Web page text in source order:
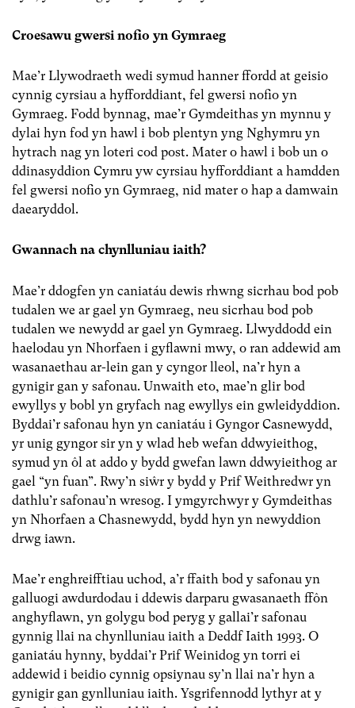
Croesawu gwersi nofio yn Gymraeg
Mae’r Llywodraeth wedi symud hanner ffordd at geisio
cynnig cyrsiau a hyfforddiant, fel gwersi nofio yn
Gymraeg. Fodd bynnag, mae’r Gymdeithas yn mynnu y
dylai hyn fod yn hawl i bob plentyn yng Nghymru yn
hytrach nag yn loteri cod post. Mater o hawl i bob un o
ddinasyddion Cymru yw cyrsiau hyfforddiant a hamdden
fel gwersi nofio yn Gymraeg, nid mater o hap a damwain
daearyddol.
Gwannach na chynlluniau iaith?
Mae’r ddogfen yn caniatáu dewis rhwng sicrhau bod pob
tudalen we ar gael yn Gymraeg, neu sicrhau bod pob
tudalen we newydd ar gael yn Gymraeg. Llwyddodd ein
haelodau yn Nhorfaen i gyflawni mwy, o ran addewid am
wasanaethau ar-lein gan y cyngor lleol, na’r hyn a
gynigir gan y safonau. Unwaith eto, mae’n glir bod
ewyllys y bobl yn gryfach nag ewyllys ein gwleidyddion.
Byddai’r safonau hyn yn caniatáu i Gyngor Casnewydd,
yr unig gyngor sir yn y wlad heb wefan ddwyieithog,
symud yn ôl at addo y bydd gwefan lawn ddwyieithog ar
gael “yn fuan”. Rwy’n siŵr y bydd y Prif Weithredwr yn
dathlu’r safonau’n wresog. I ymgyrchwyr y Gymdeithas
yn Nhorfaen a Chasnewydd, bydd hyn yn newyddion
drwg iawn.
Mae’r enghreifftiau uchod, a’r ffaith bod y safonau yn
galluogi awdurdodau i ddewis darparu gwasanaeth ffôn
anghyflawn, yn golygu bod peryg y gallai’r safonau
gynnig llai na chynlluniau iaith a Deddf Iaith 1993. O
ganiatáu hynny, byddai’r Prif Weinidog yn torri ei
addewid i beidio cynnig opsiynau sy’n llai na’r hyn a
gynigir gan gynlluniau iaith. Ysgrifennodd lythyr at y